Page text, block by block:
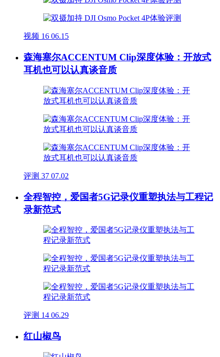
视频 16 06.15
森海塞尔ACCENTUM Clip深度体验：开放式
耳机也可以认真谈音质
评测 37 07.02
全程智控，爱国者5G记录仪重塑执法与工程记
录新范式
评测 14 06.29
红山椒鸟